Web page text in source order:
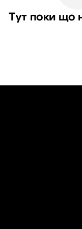
Тут поки що